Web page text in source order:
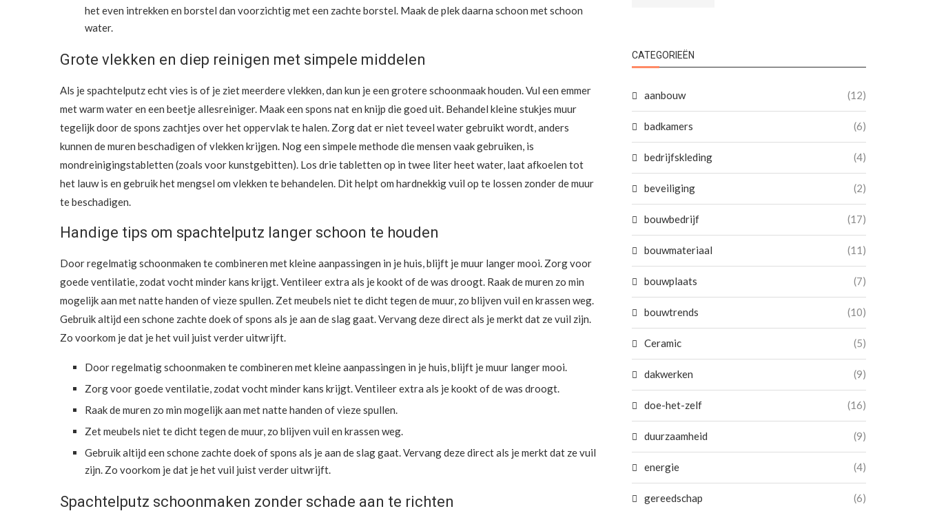
het even intrekken en borstel dan voorzichtig met een zachte borstel. Maak de plek daarna schoon met schoon
water.
Grote vlekken en diep reinigen met simpele middelen
Als je spachtelputz echt vies is of je ziet meerdere vlekken, dan kun je een grotere schoonmaak houden. Vul een emmer
met warm water en een beetje allesreiniger. Maak een spons nat en knijp die goed uit. Behandel kleine stukjes muur
tegelijk door de spons zachtjes over het oppervlak te halen. Zorg dat er niet teveel water gebruikt wordt, anders
kunnen de muren beschadigen of vlekken krijgen. Nog een simpele methode die mensen vaak gebruiken, is
mondreinigingstabletten (zoals voor kunstgebitten). Los drie tabletten op in twee liter heet water, laat afkoelen tot
het lauw is en gebruik het mengsel om vlekken te behandelen. Dit helpt om hardnekkig vuil op te lossen zonder de muur
te beschadigen.
Handige tips om spachtelputz langer schoon te houden
Door regelmatig schoonmaken te combineren met kleine aanpassingen in je huis, blijft je muur langer mooi. Zorg voor
goede ventilatie, zodat vocht minder kans krijgt. Ventileer extra als je kookt of de was droogt. Raak de muren zo min
mogelijk aan met natte handen of vieze spullen. Zet meubels niet te dicht tegen de muur, zo blijven vuil en krassen weg.
Gebruik altijd een schone zachte doek of spons als je aan de slag gaat. Vervang deze direct als je merkt dat ze vuil zijn.
Zo voorkom je dat je het vuil juist verder uitwrijft.
Door regelmatig schoonmaken te combineren met kleine aanpassingen in je huis, blijft je muur langer mooi.
Zorg voor goede ventilatie, zodat vocht minder kans krijgt. Ventileer extra als je kookt of de was droogt.
Raak de muren zo min mogelijk aan met natte handen of vieze spullen.
Zet meubels niet te dicht tegen de muur, zo blijven vuil en krassen weg.
Gebruik altijd een schone zachte doek of spons als je aan de slag gaat. Vervang deze direct als je merkt dat ze vuil
zijn. Zo voorkom je dat je het vuil juist verder uitwrijft.
Spachtelputz schoonmaken zonder schade aan te richten
CATEGORIEËN
aanbouw (12)
badkamers (6)
bedrijfskleding (4)
beveiliging (2)
bouwbedrijf (17)
bouwmateriaal (11)
bouwplaats (7)
bouwtrends (10)
Ceramic (5)
dakwerken (9)
doe-het-zelf (16)
duurzaamheid (9)
energie (4)
gereedschap (6)